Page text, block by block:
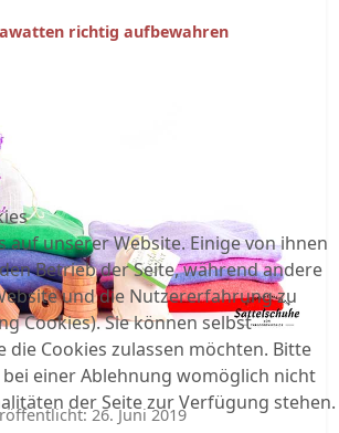
richtig aufbewahren
26. Juni 2019
auf unserer Website. Einige von ihnen
Betrieb der Seite, während andere
und die Nutzererfahrung zu
Cookies). Sie können selbst
die Cookies zulassen möchten. Bitte
bei einer Ablehnung womöglich nicht
der Seite zur Verfügung stehen.